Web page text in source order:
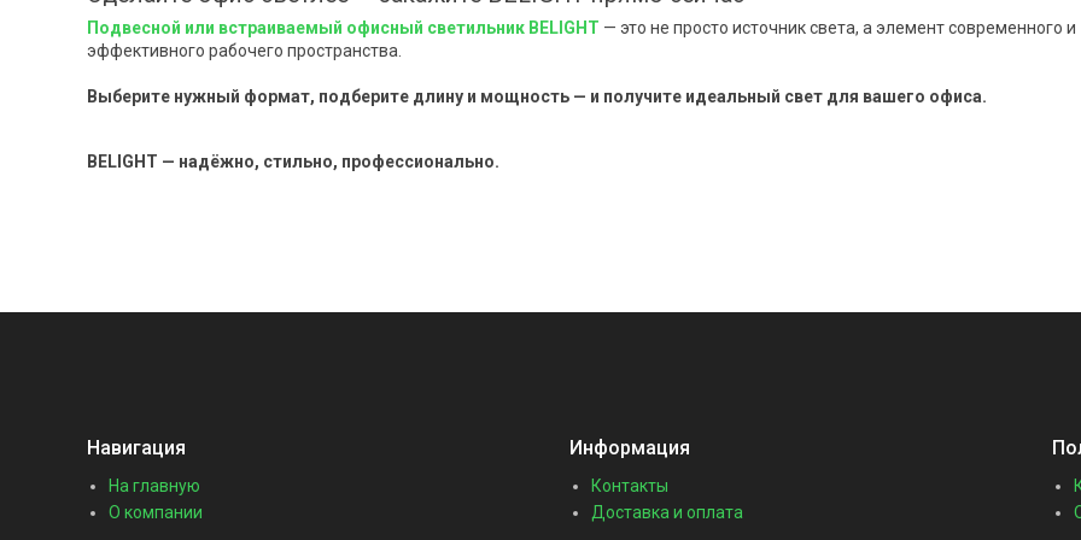
Подвесной или встраиваемый офисный светильник BELIGHT — это не просто источник света, а элемент современного и
эффективного рабочего пространства.
Выберите нужный формат, подберите длину и мощность — и получите идеальный свет для вашего офиса.
BELIGHT — надёжно, стильно, профессионально.
Навигация
На главную
О компании
Информация
Контакты
Доставка и оплата